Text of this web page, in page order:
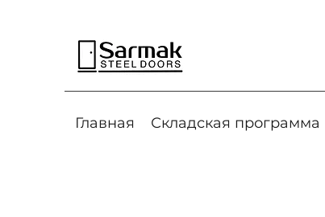
Главная Складская программа